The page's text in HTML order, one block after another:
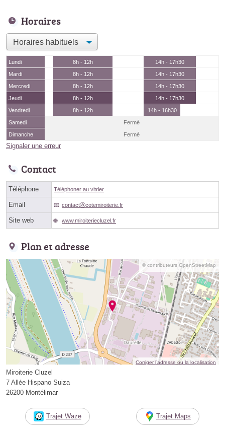
Horaires
Lundi 8h - 12h
14h - 17h30
Mardi
8h - 12h
14h - 17h30
Mercredi
8h - 12h
14h - 17h30
Jeudi
8h - 12h
14h - 17h30
Vendredi
8h - 12h
14h - 16h30
Samedi
Fermé
Dimanche
Fermé
Signaler une erreur
Contact
Téléphone Téléphoner au vitrier
Email contactⓐcotemiroiterie.fr
Site web www.miroiteriecluzel.fr
Plan et adresse
© contributeurs OpenStreetMap
Corriger l’adresse ou la localisation
Miroiterie Cluzel
7 Allée Hispano Suiza
26200 Montélimar
Trajet Waze Trajet Maps